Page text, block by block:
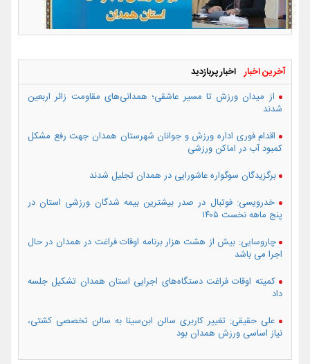
آخرین اخبار اخبار پربازدید
از میدان ورزش تا مسیر عاشقی؛ همدانی‌های مقاومت زائر اربعین
شدند
اقدام فوری اداره ورزش و جوانان شهرستان همدان جهت رفع مشکل
کمبود آب در اماکن ورزشی
برگزیدگان سوگواره عاشورایی در همدان تجلیل شدند
خدرویسی: فوتبال در صدر بیشترین بیمه شدگان ورزشی استان در
پنج ماهه نخست ۱۴۰۵
چاروسایی: بیش از هشت هزار برنامه اوقات فراغت در همدان در حال
اجرا می باشد
کمیته اوقات فراغت دستگاه‌های اجرایی استان همدان تشکیل جلسه
داد
علی حقیقی: تغییر کاربری سالن ابن‌سینا به سالن تخصصی کشتی،
نیاز اساسی ورزش همدان بود